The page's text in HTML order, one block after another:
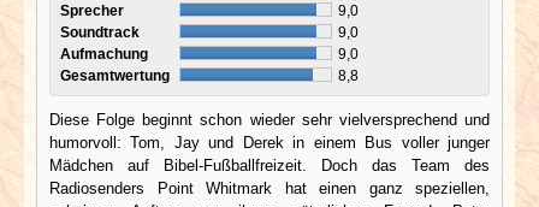
Sprecher
9,0
Soundtrack
9,0
Aufmachung
9,0
Gesamtwertung
8,8
Diese Folge beginnt schon wieder sehr vielversprechend und
humorvoll: Tom, Jay und Derek in einem Bus voller junger
Mädchen auf Bibel-Fußballfreizeit. Doch das Team des
Radiosenders Point Whitmark hat einen ganz speziellen,